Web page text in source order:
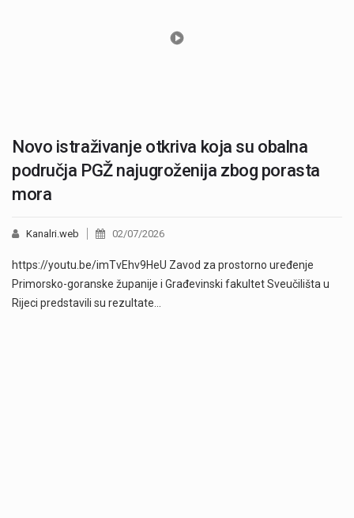
Novo istraživanje otkriva koja su obalna
područja PGŽ najugroženija zbog porasta
mora
Kanalri.web 02/07/2026
https://youtu.be/imTvEhv9HeU Zavod za prostorno uređenje
Primorsko-goranske županije i Građevinski fakultet Sveučilišta u
Rijeci predstavili su rezultate…